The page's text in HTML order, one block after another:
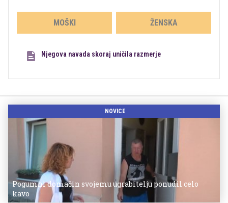
MOŠKI ŽENSKA
Njegova navada skoraj uničila razmerje
NOVICE
Pogumni domačin svojemu ugrabitelju ponudil celo
kavo